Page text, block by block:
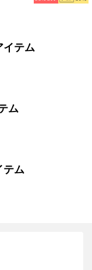
イテム
ム
テム